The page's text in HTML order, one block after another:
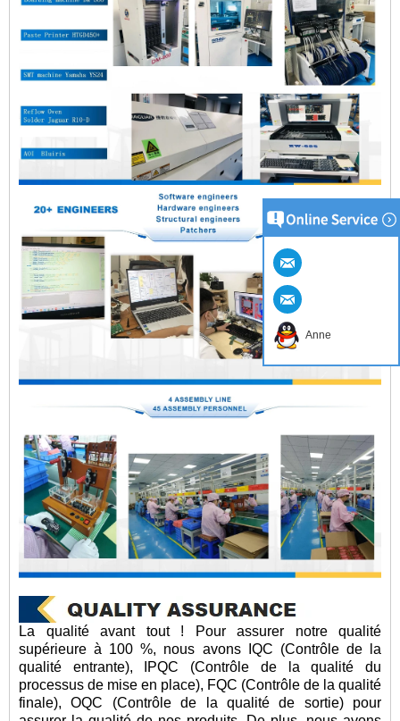
La qualité avant tout ! Pour assurer notre qualité
supérieure à 100 %, nous avons IQC (Contrôle de la
qualité entrante), IPQC (Contrôle de la qualité du
processus de mise en place), FQC (Contrôle de la qualité
finale), OQC (Contrôle de la qualité de sortie) pour
Anne